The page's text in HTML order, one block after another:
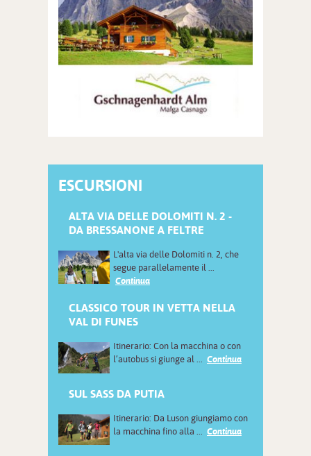
ESCURSIONI
ALTA VIA DELLE DOLOMITI N. 2 -
DA BRESSANONE A FELTRE
L'alta via delle Dolomiti n. 2, che
segue parallelamente il ...
Continua
CLASSICO TOUR IN VETTA NELLA
VAL DI FUNES
Itinerario: Con la macchina o con
l’autobus si giunge al ... Continua
SUL SASS DA PUTIA
Itinerario: Da Luson giungiamo con
la macchina fino alla ...
Continua